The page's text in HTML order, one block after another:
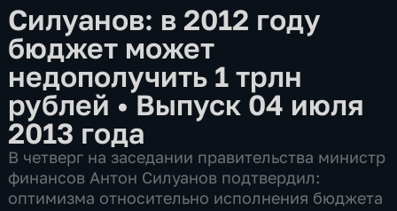
Силуанов: в 2012 году
бюджет может
недополучить 1 трлн
рублей •Выпуск 04 июля
2013 года
В четверг на заседании правительства министр
финансов Антон Силуанов подтвердил:
оптимизма относительно исполнения бюджета